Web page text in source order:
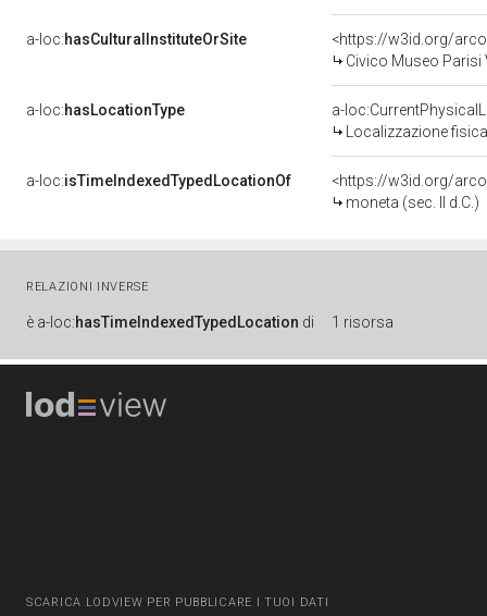
a-loc:hasCulturalInstituteOrSite
Civico Museo Parisi
a-loc:hasLocationType
a-
Localizzazione
a-loc:isTimeIndexedTypedLocationOf
<https://w3id.org/
moneta (sec. II d.C.)
RELAZIONI INVERSE
è a-loc:hasTimeIndexedTypedLocation di 1 risorsa
SCARICA LODVIEW PER PUBBLICARE I TUOI DATI